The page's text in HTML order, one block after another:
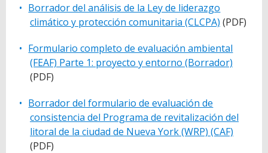
Borrador del análisis de la Ley de liderazgo
climático y protección comunitaria (CLCPA) (PDF)
Formulario completo de evaluación ambiental
(FEAF) Parte 1: proyecto y entorno (Borrador)
(PDF)
Borrador del formulario de evaluación de
consistencia del Programa de revitalización del
litoral de la ciudad de Nueva York (WRP) (CAF)
(PDF)